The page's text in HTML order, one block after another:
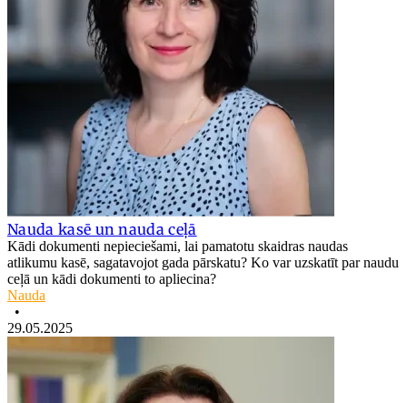
Nauda kasē un nauda ceļā
Kādi dokumenti nepieciešami, lai pamatotu skaidras naudas
atlikumu kasē, sagatavojot gada pārskatu? Ko var uzskatīt par naudu
ceļā un kādi dokumenti to apliecina?
Nauda
•
29.05.2025